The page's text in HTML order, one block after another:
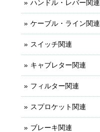
ハンドル・レバー関連
ケーブル・ライン関連
スイッチ関連
キャブレター関連
フィルター関連
スプロケット関連
ブレーキ関連